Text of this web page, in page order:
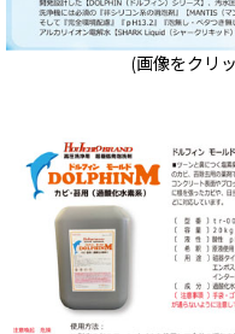
(画像をクリ